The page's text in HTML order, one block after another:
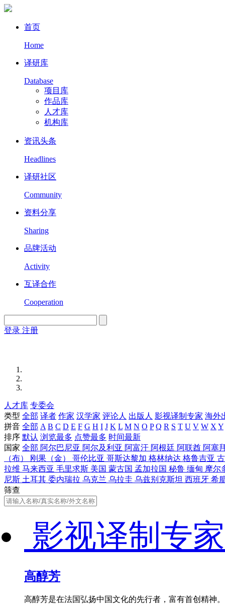
首页
Home
译研库
Database
项目库
作品库
人才库
机构库
资讯头条
Headlines
译研社区
Community
资料分享
Sharing
品牌活动
Activity
互译合作
Cooperation
登录 注册
人才库 专委会
类型 全部 译者 作家 汉学家 评论人 出版人 影视译制专家 海外
拼音 全部 A B C D E F G H I J K L M N O P Q R S T U V W X Y
排序 默认 浏览最多 点赞最多 时间最新
国家 全部 阿尔巴尼亚 阿尔及利亚 阿富汗 阿根廷 阿联酋 阿塞
（布）
刚果（金） 哥伦比亚 哥斯达黎加 格林纳达 格鲁吉亚
拉维 马来西亚 毛里求斯 美国 蒙古国 孟加拉国 秘鲁 缅甸 摩尔
尼斯 土耳其 委内瑞拉 乌克兰 乌拉圭 乌兹别克斯坦 西班牙 希
筛查
影视译制专家
高醇芳
高醇芳是在法国弘扬中国文化的先行者，富有首创精神